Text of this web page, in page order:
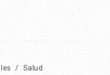
/ Salud